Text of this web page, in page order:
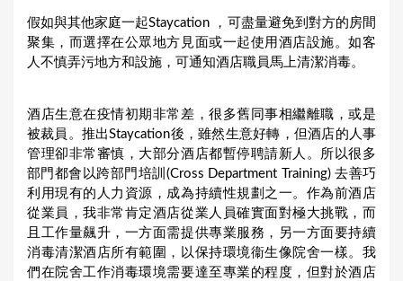
假如與其他家庭一起Staycation ，可盡量避免到對方的房間
聚集，而選擇在公眾地方見面或一起使用酒店設施。如客
人不慎弄污地方和設施，可通知酒店職員馬上清潔消毒。
酒店生意在疫情初期非常差，很多舊同事相繼離職，或是
被裁員。推出Staycation後，雖然生意好轉，但酒店的人事
管理卻非常審慎，大部分酒店都暫停聘請新人。所以很多
部門都會以跨部門培訓(Cross Department Training) 去善巧
利用現有的人力資源，成為持續性規劃之一。作為前酒店
從業員，我非常肯定酒店從業人員確實面對極大挑戰，而
且工作量飆升，一方面需提供專業服務，另一方面要持續
消毒清潔酒店所有範圍，以保持環境衞生像院舍一樣。我
們在院舍工作消毒環境需要達至專業的程度，但對於酒店